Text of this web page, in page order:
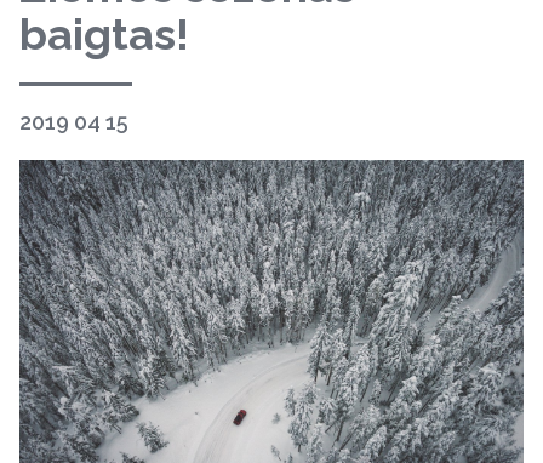
baigtas!
2019 04 15